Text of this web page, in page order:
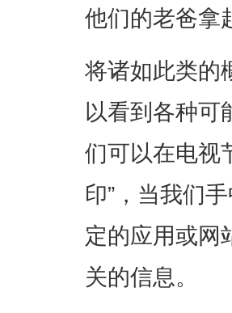
他们的老爸拿
将诸如此类的
以看到各种可
们可以在电视
印”，当我们
定的应用或网
关的信息。